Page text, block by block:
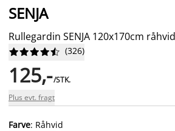
SENJA
Rullegardin SENJA 120x170cm råhvid





 (326)
125,-/STK.
Plus evt. fragt
Farve: Råhvid